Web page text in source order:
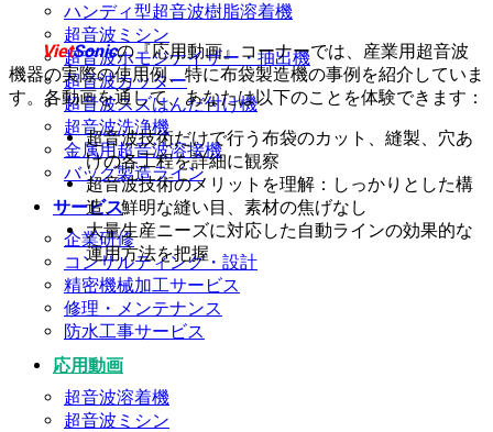
ハンディ型超音波樹脂溶着機
超音波ミシン
超音波ホモジナイザー・抽出機
超音波カッター
超音波スズはんだ付け機
超音波洗浄機
金属用超音波溶接機
バッグ製造ライン
サービス
企業研修
コンサルティング・設計
精密機械加工サービス
修理・メンテナンス
防水工事サービス
応用動画
超音波溶着機
超音波ミシン
VietSonicの『応用動画』コーナーでは、産業用超音波
機器の実際の使用例、特に布袋製造機の事例を紹介していま
す。各動画を通して、あなたは以下のことを体験できます：
超音波技術だけで行う布袋のカット、縫製、穴あ
けの各工程を詳細に観察
超音波技術のメリットを理解：しっかりとした構
造、鮮明な縫い目、素材の焦げなし
大量生産ニーズに対応した自動ラインの効果的な
運用方法を把握